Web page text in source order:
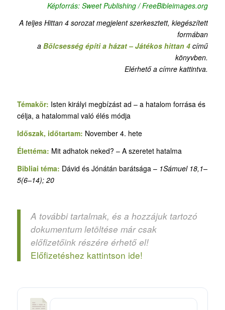
Képforrás: Sweet Publishing / FreeBibleimages.org
A teljes Hittan 4 sorozat megjelent szerkesztett, kiegészített
formában
aBölcsesség építi a házat – Játékos hittan 4 című
könyvben.
Elérhető a címre kattintva.
Témakör: Isten királyi megbízást ad – a hatalom forrása és
célja, a hatalommal való élés módja
Időszak, időtartam: November 4. hete
Élettéma: Mit adhatok neked? – A szeretet hatalma
Bibliai téma: Dávid és Jónátán barátsága – 1Sámuel 18,1–
5(6–14); 20
A további tartalmak, és a hozzájuk tartozó
dokumentum letöltése már csak
előfizetőink részére érhető el!
Előfizetéshez kattintson ide!
A